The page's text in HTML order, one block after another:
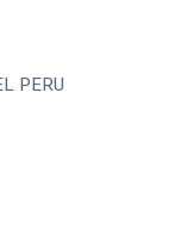
PERU